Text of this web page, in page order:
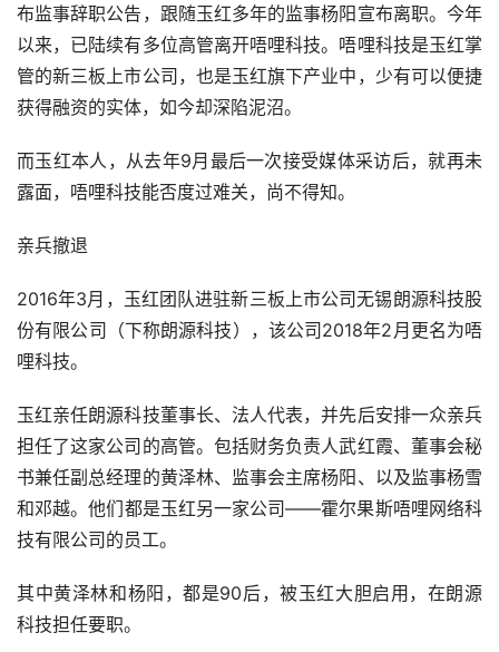
布监事辞职公告，跟随玉红多年的监事杨阳宣布离职。今年
以来，已陆续有多位高管离开唔哩科技。唔哩科技是玉红掌
管的新三板上市公司，也是玉红旗下产业中，少有可以便捷
获得融资的实体，如今却深陷泥沼。
而玉红本人，从去年9月最后一次接受媒体采访后，就再未
露面，唔哩科技能否度过难关，尚不得知。
亲兵撤退
2016年3月，玉红团队进驻新三板上市公司无锡朗源科技股
份有限公司（下称朗源科技），该公司2018年2月更名为唔
哩科技。
玉红亲任朗源科技董事长、法人代表，并先后安排一众亲兵
担任了这家公司的高管。包括财务负责人武红霞、董事会秘
书兼任副总经理的黄泽林、监事会主席杨阳、以及监事杨雪
和邓越。他们都是玉红另一家公司——霍尔果斯唔哩网络科
技有限公司的员工。
其中黄泽林和杨阳，都是90后，被玉红大胆启用，在朗源
科技担任要职。